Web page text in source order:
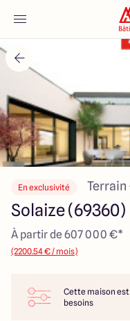
Accueil
Nos maisons
Nos
Votre projet
Qui sommes-
Maisons ARLOGIS
En exclusivité Terrain
Solaize (69360)
À partir de 607 000 €*
(2200.54 € / mois)
Cette maison
besoins